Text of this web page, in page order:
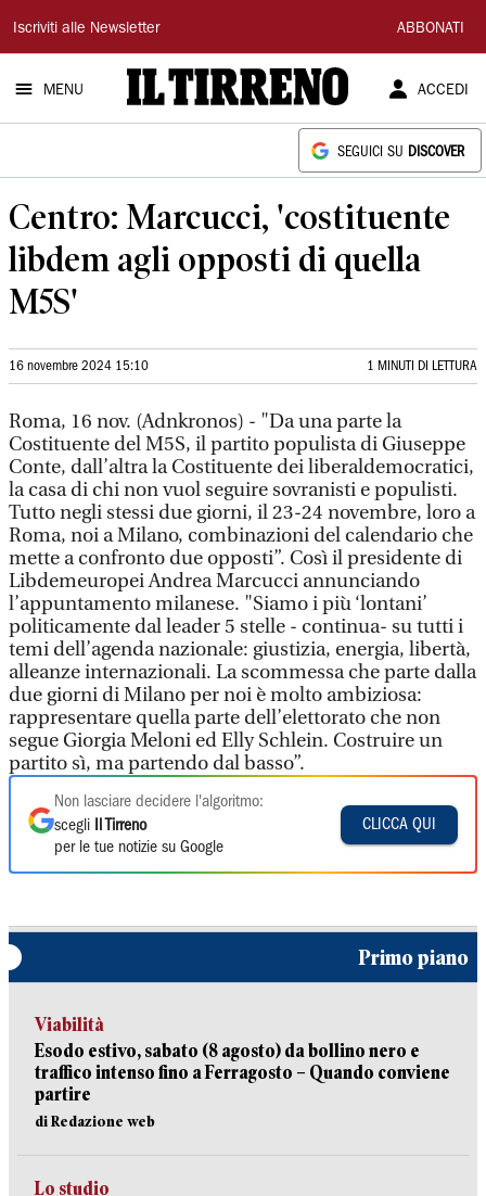
Il
Tirreno
Iscriviti alle Newsletter ABBONATI
MENU ACCEDI
SEGUICI SU DISCOVER
Centro: Marcucci, 'costituente
libdem agli opposti di quella
M5S'
16 novembre 2024 15:10 1 MINUTI DI LETTURA
Roma, 16 nov. (Adnkronos) - "Da una parte la
Costituente del M5S, il partito populista di Giuseppe
Conte, dall’altra la Costituente dei liberaldemocratici,
la casa di chi non vuol seguire sovranisti e populisti.
Tutto negli stessi due giorni, il 23-24 novembre, loro a
Roma, noi a Milano, combinazioni del calendario che
mette a confronto due opposti”. Così il presidente di
Libdemeuropei Andrea Marcucci annunciando
l’appuntamento milanese. "Siamo i più ‘lontani’
politicamente dal leader 5 stelle - continua- su tutti i
temi dell’agenda nazionale: giustizia, energia, libertà,
alleanze internazionali. La scommessa che parte dalla
due giorni di Milano per noi è molto ambiziosa:
rappresentare quella parte dell’elettorato che non
segue Giorgia Meloni ed Elly Schlein. Costruire un
partito sì, ma partendo dal basso”.
Non lasciare decidere l'algoritmo:
scegli
Il Tirreno
per le tue notizie su Google
CLICCA QUI
Primo piano
Viabilità
Esodo estivo, sabato (8 agosto) da bollino nero e
traffico intenso fino a Ferragosto – Quando conviene
partire
di Redazione web
Lo studio